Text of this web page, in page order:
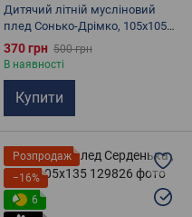
Дитячий літній мусліновий
плед Сонько-Дрімко, 105х105
см
370 грн 500 грн
В наявності
Купити
Розпродаж
−16%
6